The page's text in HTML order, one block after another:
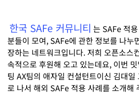
한국 SAFe 커뮤니티 는 SAFe 적
분들이 모여, SAFe에 관한 정보를 나누
장하는 네트워크입니다. 저희 오픈소스
속적으로 후원해 오고 있는데요, 이번
팅 AX팀의 애자일 컨설턴트이신 김대
로 나서 해외 SAFe 적용 사례를 소개해